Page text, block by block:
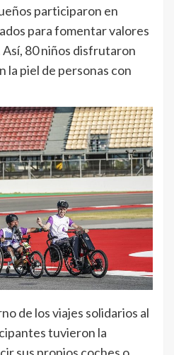
participaron en
para fomentar valores
80 niños disfrutaron
la piel de personas con
de los viajes solidarios al
tuvieron la